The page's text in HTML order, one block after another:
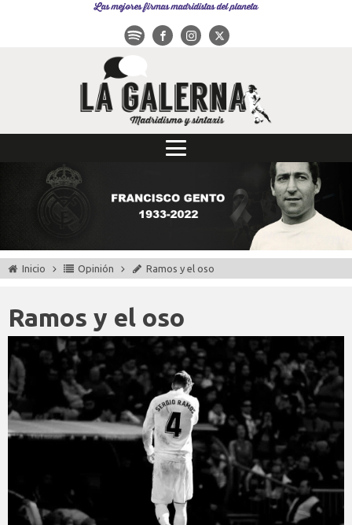
Las mejores firmas madridistas del planeta
Inicio Opinión Ramos y el oso
Ramos y el oso